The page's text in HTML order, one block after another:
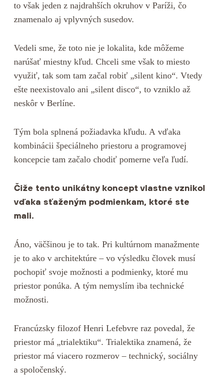
to však jeden z najdrahších okruhov v Paríži, čo
znamenalo aj vplyvných susedov.
Vedeli sme, že toto nie je lokalita, kde môžeme
narúšať miestny kľud. Chceli sme však to miesto
využiť, tak som tam začal robiť „silent kino“. Vtedy
ešte neexistovalo ani „silent disco“, to vzniklo až
neskôr v Berlíne.
Tým bola splnená požiadavka kľudu. A vďaka
kombinácii špeciálneho priestoru a programovej
koncepcie tam začalo chodiť pomerne veľa ľudí.
Čiže tento unikátny koncept vlastne vznikol
vďaka sťaženým podmienkam, ktoré ste
mali.
Áno, väčšinou je to tak. Pri kultúrnom manažmente
je to ako v architektúre – vo výsledku človek musí
pochopiť svoje možnosti a podmienky, ktoré mu
priestor ponúka. A tým nemyslím iba technické
možnosti.
Francúzsky filozof Henri Lefebvre raz povedal, že
priestor má „trialektiku“. Trialektika znamená, že
priestor má viacero rozmerov – technický, sociálny
a spoločenský.